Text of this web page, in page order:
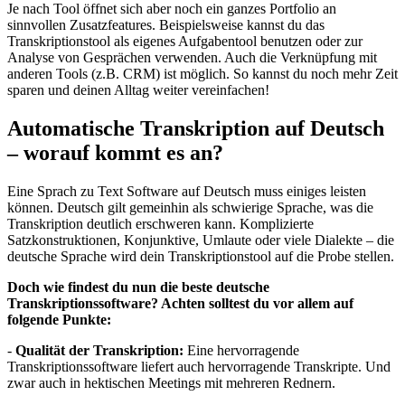
Je nach Tool öffnet sich aber noch ein ganzes Portfolio an
sinnvollen Zusatzfeatures. Beispielsweise kannst du das
Transkriptionstool als eigenes Aufgabentool benutzen oder zur
Analyse von Gesprächen verwenden. Auch die Verknüpfung mit
anderen Tools (z.B. CRM) ist möglich. So kannst du noch mehr Zeit
sparen und deinen Alltag weiter vereinfachen!
Automatische Transkription auf Deutsch
– worauf kommt es an?
Eine Sprach zu Text Software auf Deutsch muss einiges leisten
können. Deutsch gilt gemeinhin als schwierige Sprache, was die
Transkription deutlich erschweren kann. Komplizierte
Satzkonstruktionen, Konjunktive, Umlaute oder viele Dialekte – die
deutsche Sprache wird dein Transkriptionstool auf die Probe stellen.
Doch wie findest du nun die beste deutsche
Transkriptionssoftware? Achten solltest du vor allem auf
folgende Punkte:
- Qualität der Transkription: Eine hervorragende
Transkriptionssoftware liefert auch hervorragende Transkripte. Und
zwar auch in hektischen Meetings mit mehreren Rednern.